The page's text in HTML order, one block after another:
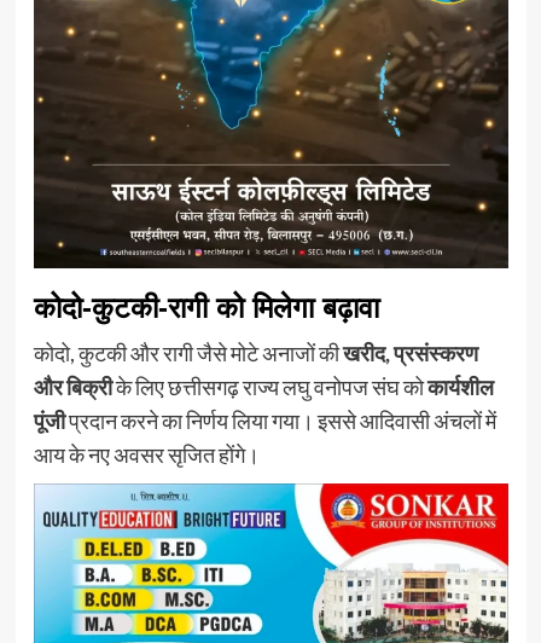
कोदो-कुटकी-रागी को मिलेगा बढ़ावा
कोदो, कुटकी और रागी जैसे मोटे अनाजों कीखरीद, प्रसंस्करण
और बिक्रीके लिए छत्तीसगढ़ राज्य लघु वनोपज संघ कोकार्यशील
पूंजीप्रदान करने का निर्णय लिया गया। इससे आदिवासी अंचलों में
आय के नए अवसर सृजित होंगे।